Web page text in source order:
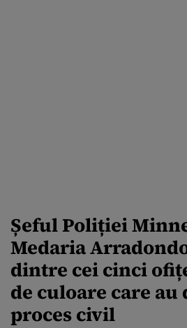
Șeful Poliției
Medaria
dintre cei cinci
de culoare care au
proces civil